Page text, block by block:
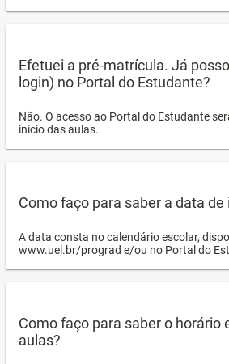
Efetuei a pré-matrícula. Já
login) no Portal do Estudante?
Não. O acesso ao Portal do Estudante
início das aulas.
Como faço para saber a data de
A data consta no calendário escolar,
www.uel.br/prograd e/ou no Portal do
Como faço para saber o horário
aulas?